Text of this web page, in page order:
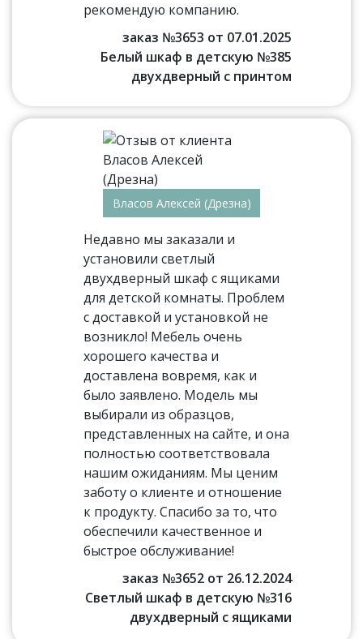
рекомендую компанию.
заказ №3653 от 07.01.2025
Белый шкаф в детскую №385
двухдверный с принтом
Власов Алексей (Дрезна)
Недавно мы заказали и
установили светлый
двухдверный шкаф с ящиками
для детской комнаты. Проблем
с доставкой и установкой не
возникло! Мебель очень
хорошего качества и
доставлена вовремя, как и
было заявлено. Модель мы
выбирали из образцов,
представленных на сайте, и она
полностью соответствовала
нашим ожиданиям. Мы ценим
заботу о клиенте и отношение
к продукту. Спасибо за то, что
обеспечили качественное и
быстрое обслуживание!
заказ №3652 от 26.12.2024
Светлый шкаф в детскую №316
двухдверный с ящиками